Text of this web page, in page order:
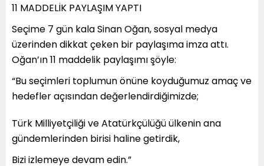
11 MADDELİK PAYLAŞIM YAPTI
Seçime 7 gün kala Sinan Oğan, sosyal medya
üzerinden dikkat çeken bir paylaşıma imza attı.
Oğan’ın 11 maddelik paylaşımı şöyle:
“Bu seçimleri toplumun önüne koyduğumuz amaç ve
hedefler açısından değerlendirdiğimizde;
Türk Milliyetçiliği ve Atatürkçülüğü ülkenin ana
gündemlerinden birisi haline getirdik,
Bizi izlemeye devam edin.”